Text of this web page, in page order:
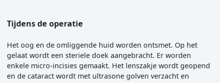
Tijdens de operatie
Het oog en de omliggende huid worden ontsmet. Op het
gelaat wordt een steriele doek aangebracht. Er worden
enkele micro-incisies gemaakt. Het lenszakje wordt geopend
en de cataract wordt met ultrasone golven verzacht en